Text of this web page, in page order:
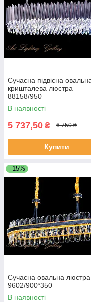
Сучасна підвісна
кришталева люстра
88158/950
В наявності
5 737,50 ₴ 6 750 ₴
Купити
–15%
Сучасна овальна люстра
9602/900*350
В наявності